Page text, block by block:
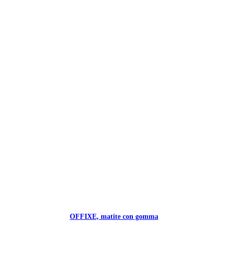
OFFIXE, matite con gomma